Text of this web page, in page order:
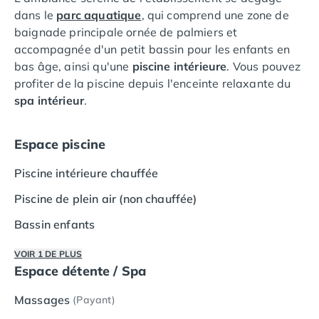
Camping Lot-et-Garonne
Camping Tarn
Camping Nord-Pas-de-Calais
Camping Pas-de-Calais
Camping Berck
Camping Boulogne-sur-Mer
Camping Merlimont
Camping Loire-Atlantique
Camping Guerande
Camping La Turballe
Camping Nantes
Camping Pornic
Camping Saint Nazaire
dans le parc aquatique, qui comprend une zone de
baignade principale ornée de palmiers et
accompagnée d'un petit bassin pour les enfants en
bas âge, ainsi qu'une piscine intérieure. Vous pouvez
profiter de la piscine depuis l'enceinte relaxante du
spa intérieur.
Espace piscine
Piscine intérieure chauffée
Piscine de plein air (non chauffée)
Bassin enfants
VOIR 1 DE PLUS
Espace détente / Spa
Massages (Payant)